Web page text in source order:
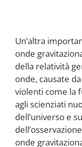
Un’altra
onde
della relatività
onde, causate
violenti come la
agli scienziati
dell’universo e
onde